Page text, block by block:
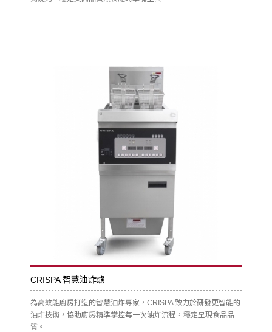
CRISPA 智慧油炸爐
為高效能廚房打造的智慧油炸專家，CRISPA 致力於研發更智能的
油炸技術，協助廚房精準掌控每一次油炸流程，穩定呈現食品品
質。